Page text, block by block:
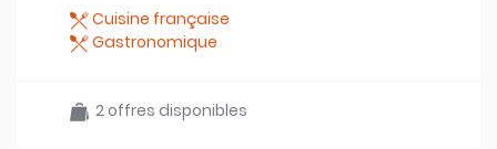
Cuisine française
Gastronomique
2 offres disponibles